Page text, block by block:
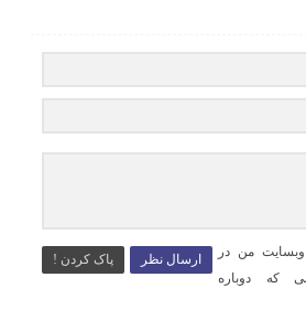
ارسال نظر پاک کردن !
وبسایت من در
که دوباره